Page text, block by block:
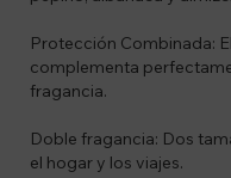
Protección Combinada:
complementa
fragancia.
Doble fragancia: Dos
el hogar y los viajes.